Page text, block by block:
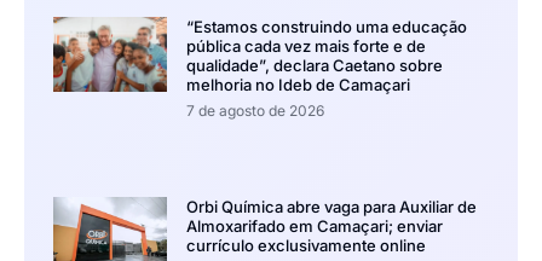
“Estamos construindo uma educação
pública cada vez mais forte e de
qualidade”, declara Caetano sobre
melhoria no Ideb de Camaçari
7 de agosto de 2026
Orbi Química abre vaga para Auxiliar de
Almoxarifado em Camaçari; enviar
currículo exclusivamente online